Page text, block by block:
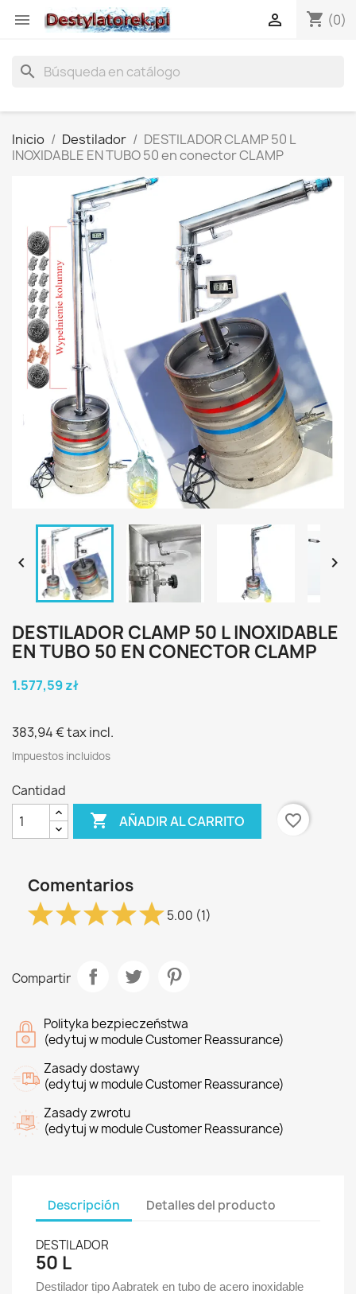
 shopping_cart (0)

search
Inicio Destilador
DESTILADOR CLAMP 50 L
INOXIDABLE EN TUBO 50 en conector CLAMP
 
DESTILADOR CLAMP 50 L INOXIDABLE
EN TUBO 50 EN CONECTOR CLAMP
1.577,59 zł
383,94 €tax incl.
Impuestos incluidos
Cantidad
 AÑADIR AL CARRITO favorite_border
Comentarios
5.00 (1)
Compartir
Polityka bezpieczeństwa
(edytuj w module Customer Reassurance)
Zasady dostawy
(edytuj w module Customer Reassurance)
Zasady zwrotu
(edytuj w module Customer Reassurance)
Descripción Detalles del producto
DESTILADOR
50 L
Destilador tipo Aabratek en tubo de acero inoxidable